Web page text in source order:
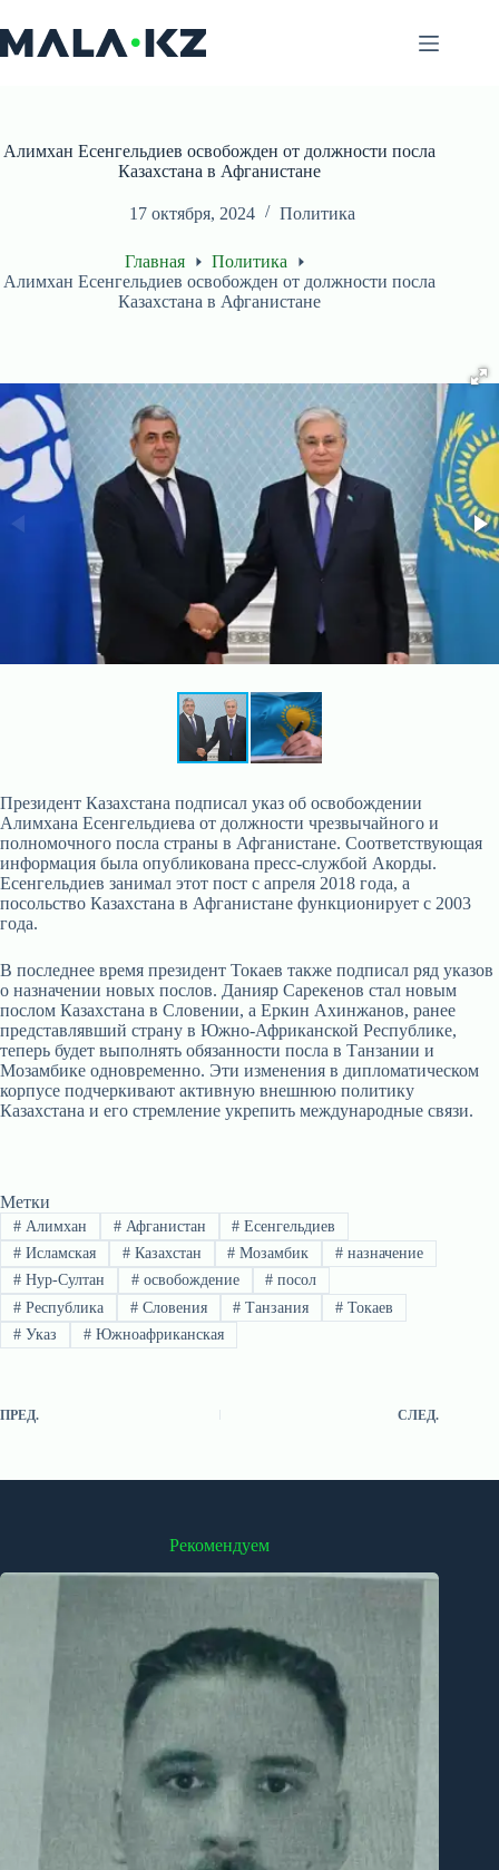
к
сути
Алимхан Есенгельдиев освобожден от должности посла
Казахстана в Афганистане
17 октября, 2024 Политика
Главная
Политика
Алимхан Есенгельдиев освобожден от должности посла
Казахстана в Афганистане
Президент Казахстана подписал указ об освобождении
Алимхана Есенгельдиева от должности чрезвычайного и
полномочного посла страны в Афганистане. Соответствующая
информация была опубликована пресс-службой Акорды.
Есенгельдиев занимал этот пост с апреля 2018 года, а
посольство Казахстана в Афганистане функционирует с 2003
года.
В последнее время президент Токаев также подписал ряд указов
о назначении новых послов. Данияр Сарекенов стал новым
послом Казахстана в Словении, а Еркин Ахинжанов, ранее
представлявший страну в Южно-Африканской Республике,
теперь будет выполнять обязанности посла в Танзании и
Мозамбике одновременно. Эти изменения в дипломатическом
корпусе подчеркивают активную внешнюю политику
Казахстана и его стремление укрепить международные связи.
Метки
#Алимхан #Афганистан # Есенгельдиев
#Исламская #Казахстан # Мозамбик # назначение
#Нур-Султан #освобождение # посол
#Республика #Словения # Танзания # Токаев
#Указ #Южноафриканская
ПРЕД. СЛЕД.
Рекомендуем